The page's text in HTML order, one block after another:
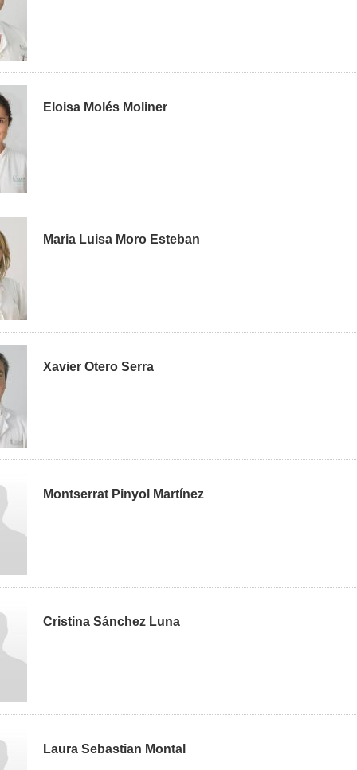
Eloisa Molés Moliner
Maria Luisa Moro Esteban
Xavier Otero Serra
Montserrat Pinyol Martínez
Cristina Sánchez Luna
Laura Sebastian Montal